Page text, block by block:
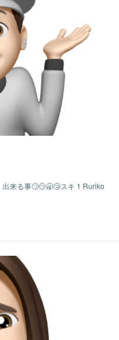
事🙄😏🥱😴スキ 1 Ruriko